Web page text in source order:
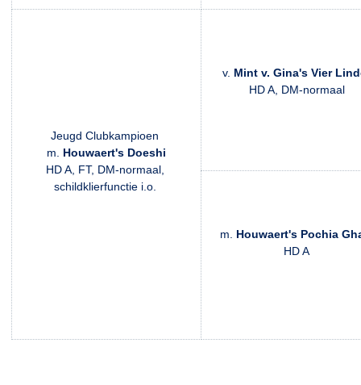
Jeugd Clubkampioen
m. Houwaert's Doeshi
HD A, FT, DM-normaal,
schildklierfunctie i.o.
v. Mint v. Gina's Vier
HD A, DM-normaal
m. Houwaert's Pochia
HD A